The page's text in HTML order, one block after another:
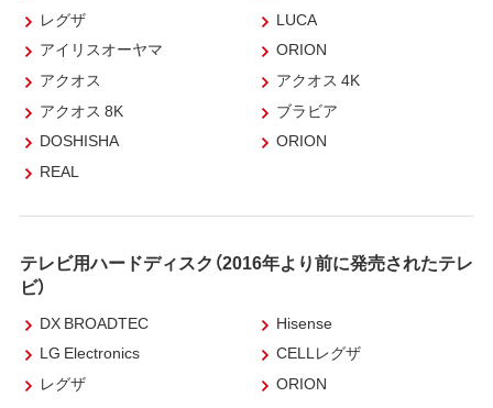
レグザ
LUCA
アイリスオーヤマ
ORION
アクオス
アクオス 4K
アクオス 8K
ブラビア
DOSHISHA
ORION
REAL
テレビ用ハードディスク（2016年より前に発売されたテレ
ビ）
DX BROADTEC
Hisense
LG Electronics
CELLレグザ
レグザ
ORION